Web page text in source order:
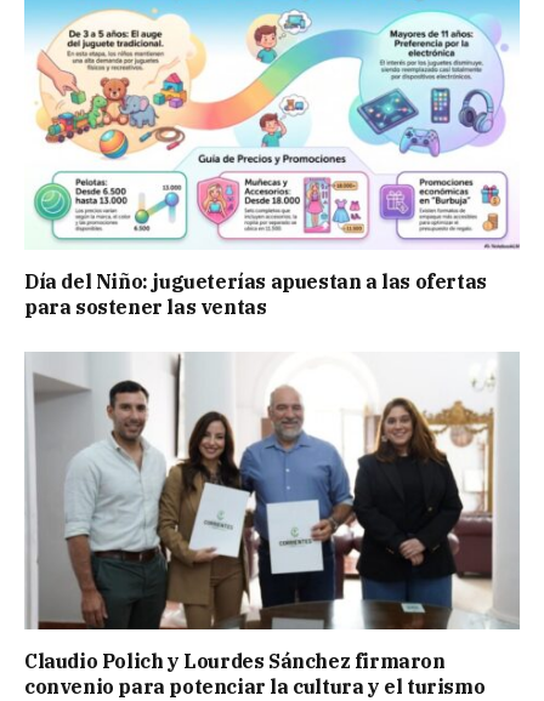
Día del Niño: jugueterías apuestan a las ofertas
para sostener las ventas
Claudio Polich y Lourdes Sánchez firmaron
convenio para potenciar la cultura y el turismo